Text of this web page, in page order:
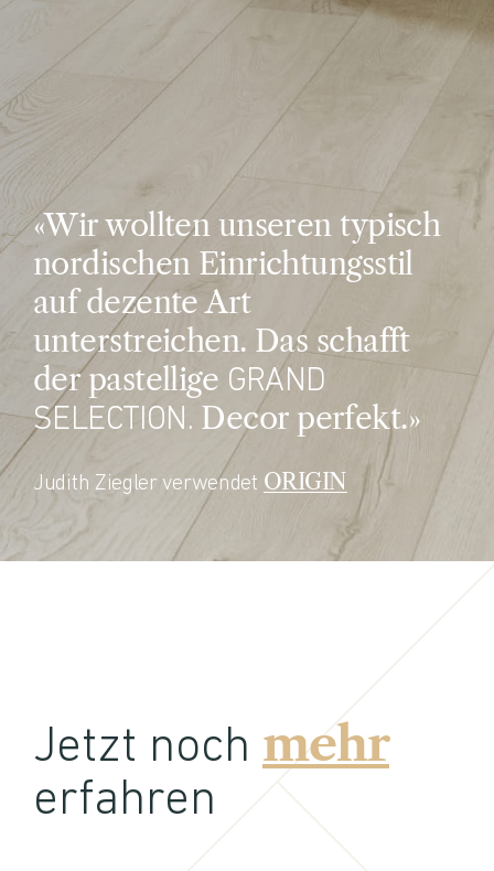
«Wir wollten unseren typisch
nordischen Einrichtungsstil
auf dezente Art
unterstreichen. Das schafft
der pastellige GRAND
SELECTION. Decor perfekt.»
Judith Ziegler verwendet ORIGIN
Jetzt noch mehr
erfahren